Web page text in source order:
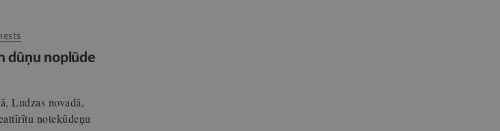
dūņu noplūde
Ludzas novadā,
notekūdeņu